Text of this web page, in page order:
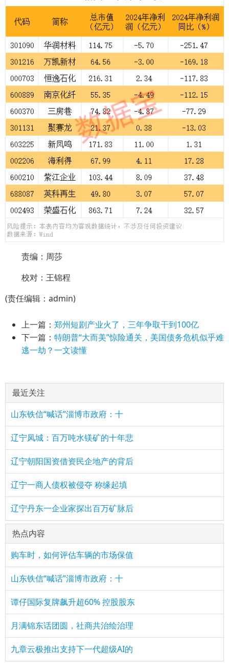
责编：周莎
校对：王锦程
(责任编辑：admin)
上一篇： 郑州短剧产业火了，三年争取干到100亿
下一篇： 特朗普“大而美”惊险通关，美国债务危机似乎难
逃一劫？一文读懂
最近关注
山东铁信“喊话”淄博市政府：十
辽宁凤城：百万吨水镁矿的十年悲
辽宁朝阳国资借资民企地产的背后
辽宁一商人债权被侵夺 称缘起填
辽宁丹东一企业家探出百万矿脉后
热点内容
购车时，如何评估车辆的市场保值
山东铁信“喊话”淄博市政府：十
谭仔国际复牌飙升超60% 控股股东
月满锦东话团圆，社商共治绘治理
九章云极推出支持下一代超级AI的